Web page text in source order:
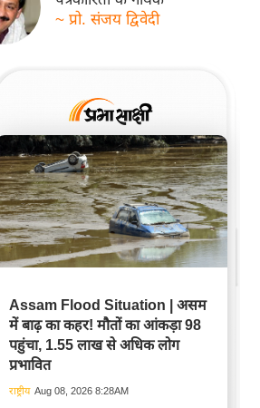
~ प्रो. संजय द्विवेदी
Assam Flood Situation | असम
में बाढ़ का कहर! मौतों का आंकड़ा 98
पहुंचा, 1.55 लाख से अधिक लोग
प्रभावित
राष्ट्रीय Aug 08, 2026 8:28AM